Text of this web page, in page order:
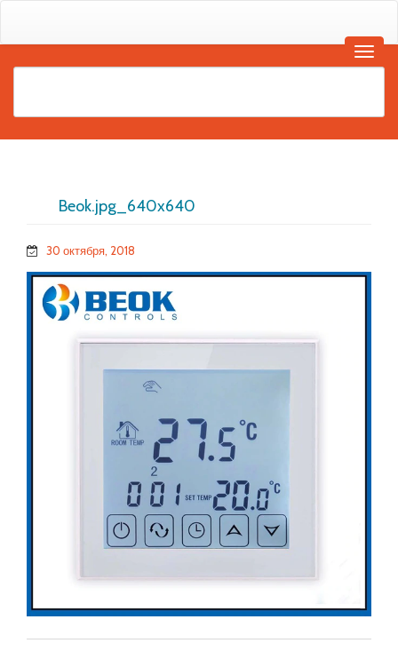
Beok.jpg_640x640
30 октября, 2018